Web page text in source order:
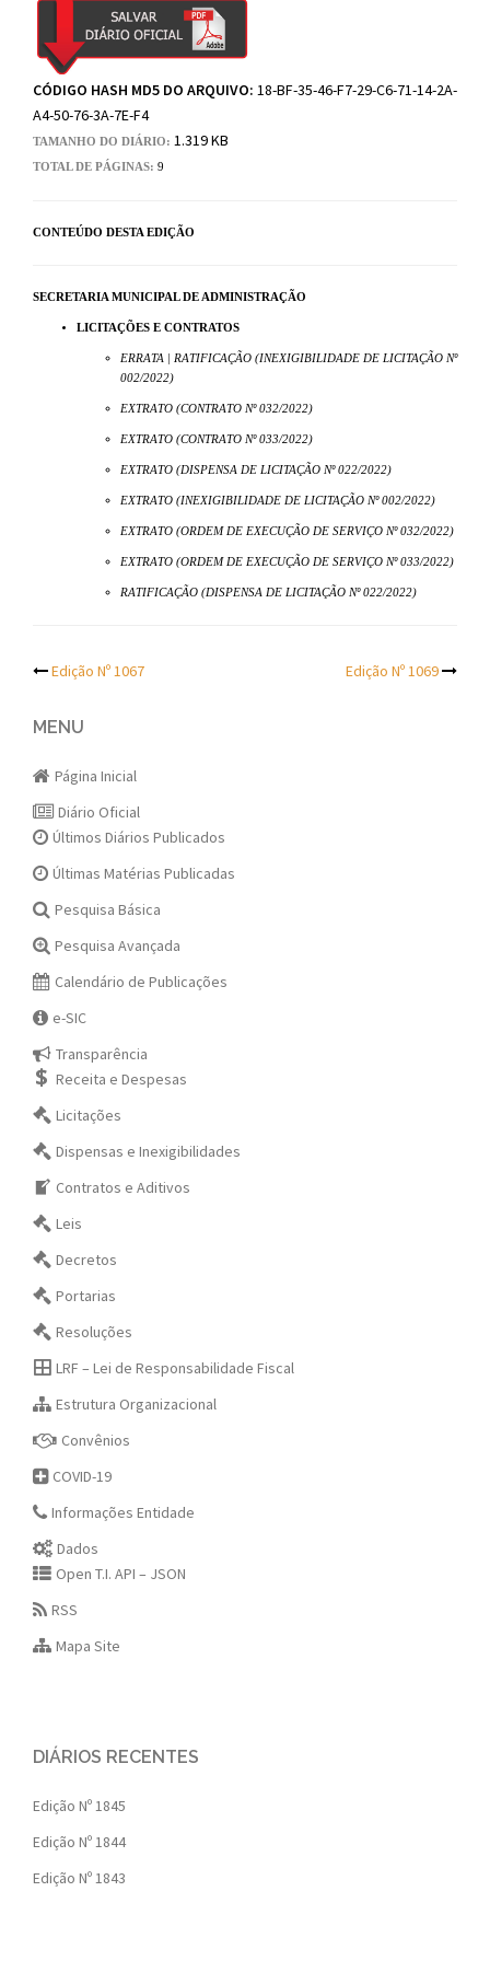
CÓDIGO HASH MD5 DO ARQUIVO: 18-BF-35-46-F7-29-C6-71-14-2A-
A4-50-76-3A-7E-F4
TAMANHO DO DIÁRIO: 1.319 KB
TOTAL DE PÁGINAS: 9
CONTEÚDO DESTA EDIÇÃO
SECRETARIA MUNICIPAL DE ADMINISTRAÇÃO
LICITAÇÕES E CONTRATOS
ERRATA | RATIFICAÇÃO (INEXIGIBILIDADE DE LICITAÇÃO Nº
002/2022)
EXTRATO (CONTRATO Nº 032/2022)
EXTRATO (CONTRATO Nº 033/2022)
EXTRATO (DISPENSA DE LICITAÇÃO Nº 022/2022)
EXTRATO (INEXIGIBILIDADE DE LICITAÇÃO Nº 002/2022)
EXTRATO (ORDEM DE EXECUÇÃO DE SERVIÇO Nº 032/2022)
EXTRATO (ORDEM DE EXECUÇÃO DE SERVIÇO Nº 033/2022)
RATIFICAÇÃO (DISPENSA DE LICITAÇÃO Nº 022/2022)
Post
navigation
Edição Nº 1067 Edição Nº 1069
MENU
Página Inicial
Diário Oficial
Últimos Diários Publicados
Últimas Matérias Publicadas
Pesquisa Básica
Pesquisa Avançada
Calendário de Publicações
e-SIC
Transparência
Receita e Despesas
Licitações
Dispensas e Inexigibilidades
Contratos e Aditivos
Leis
Decretos
Portarias
Resoluções
LRF – Lei de Responsabilidade Fiscal
Estrutura Organizacional
Convênios
COVID-19
Informações Entidade
Dados
Open T.I. API – JSON
RSS
Mapa Site
DIÁRIOS RECENTES
Edição Nº 1845
Edição Nº 1844
Edição Nº 1843